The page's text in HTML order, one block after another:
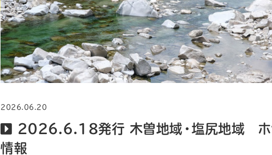
2026.06.20
2026.6.18発行 木曽地域・塩尻地域 ホ
情報